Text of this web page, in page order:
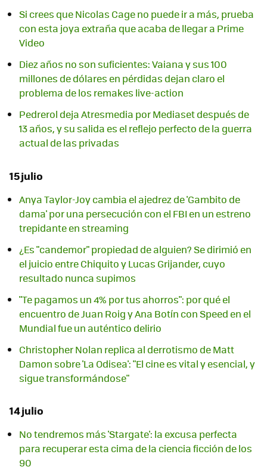
Si crees que Nicolas Cage no puede ir a más, prueba
con esta joya extraña que acaba de llegar a Prime
Video
Diez años no son suficientes: Vaiana y sus 100
millones de dólares en pérdidas dejan claro el
problema de los remakes live-action
Pedrerol deja Atresmedia por Mediaset después de
13 años, y su salida es el reflejo perfecto de la guerra
actual de las privadas
15 julio
Anya Taylor-Joy cambia el ajedrez de 'Gambito de
dama' por una persecución con el FBI en un estreno
trepidante en streaming
¿Es "candemor" propiedad de alguien? Se dirimió en
el juicio entre Chiquito y Lucas Grijander, cuyo
resultado nunca supimos
"Te pagamos un 4% por tus ahorros": por qué el
encuentro de Juan Roig y Ana Botín con Speed en el
Mundial fue un auténtico delirio
Christopher Nolan replica al derrotismo de Matt
Damon sobre 'La Odisea': "El cine es vital y esencial, y
sigue transformándose"
14 julio
No tendremos más 'Stargate': la excusa perfecta
para recuperar esta cima de la ciencia ficción de los
90